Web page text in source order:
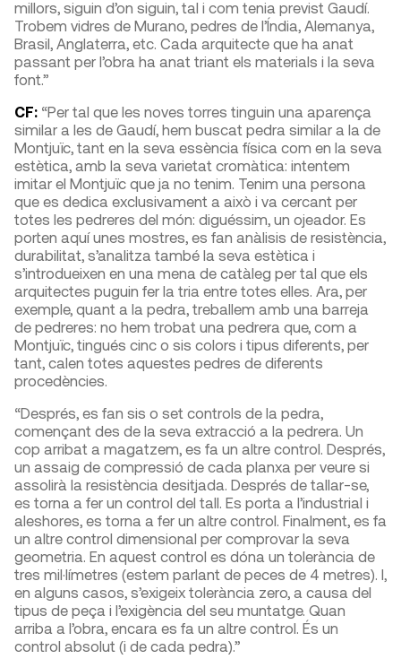
millors, siguin d’on siguin, tal i com tenia previst Gaudí.
Trobem vidres de Murano, pedres de l’Índia, Alemanya,
Brasil, Anglaterra, etc. Cada arquitecte que ha anat
passant per l’obra ha anat triant els materials i la seva
font.”
CF: “Per tal que les noves torres tinguin una aparença
similar a les de Gaudí, hem buscat pedra similar a la de
Montjuïc, tant en la seva essència física com en la seva
estètica, amb la seva varietat cromàtica: intentem
imitar el Montjuïc que ja no tenim. Tenim una persona
que es dedica exclusivament a això i va cercant per
totes les pedreres del món: diguéssim, un ojeador. Es
porten aquí unes mostres, es fan anàlisis de resistència,
durabilitat, s’analitza també la seva estètica i
s’introdueixen en una mena de catàleg per tal que els
arquitectes puguin fer la tria entre totes elles. Ara, per
exemple, quant a la pedra, treballem amb una barreja
de pedreres: no hem trobat una pedrera que, com a
Montjuïc, tingués cinc o sis colors i tipus diferents, per
tant, calen totes aquestes pedres de diferents
procedències.
“Després, es fan sis o set controls de la pedra,
començant des de la seva extracció a la pedrera. Un
cop arribat a magatzem, es fa un altre control. Després,
un assaig de compressió de cada planxa per veure si
assolirà la resistència desitjada. Després de tallar-se,
es torna a fer un control del tall. Es porta a l’industrial i
aleshores, es torna a fer un altre control. Finalment, es fa
un altre control dimensional per comprovar la seva
geometria. En aquest control es dóna un tolerància de
tres mil·límetres (estem parlant de peces de 4 metres). I,
en alguns casos, s’exigeix tolerància zero, a causa del
tipus de peça i l’exigència del seu muntatge. Quan
arriba a l’obra, encara es fa un altre control. És un
control absolut (i de cada pedra).”